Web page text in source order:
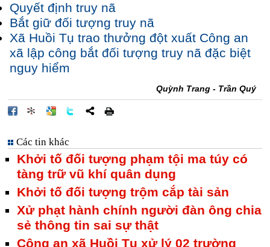
Quyết định truy nã
Bắt giữ đối tượng truy nã
Xã Huồi Tụ trao thưởng đột xuất Công an
xã lập công bắt đối tượng truy nã đặc biệt
nguy hiểm
Quỳnh Trang - Trần Quý
Các tin khác
Khởi tố đối tượng phạm tội ma túy có
tàng trữ vũ khí quân dụng
Khởi tố đối tượng trộm cắp tài sản
Xử phạt hành chính người đàn ông chia
sẻ thông tin sai sự thật
Công an xã Huồi Tụ xử lý 02 trường